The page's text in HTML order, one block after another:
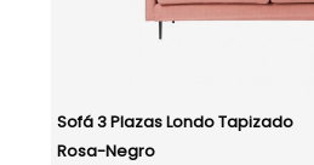
Sofá 3 Plazas Londo Tapizado
Rosa-Negro